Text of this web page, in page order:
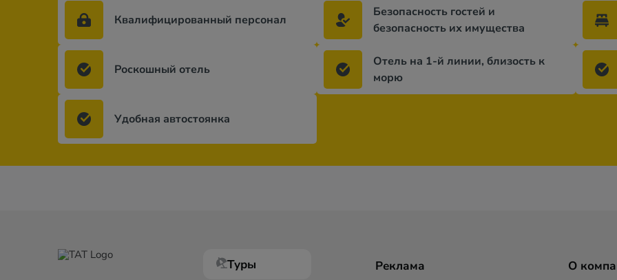
Квалифицированный персонал
Безопасность гостей и
безопасность их имущества
Роскошный отель
Отель на 1-й линии, близость к
морю
Удобная автостоянка
Туры Реклама О